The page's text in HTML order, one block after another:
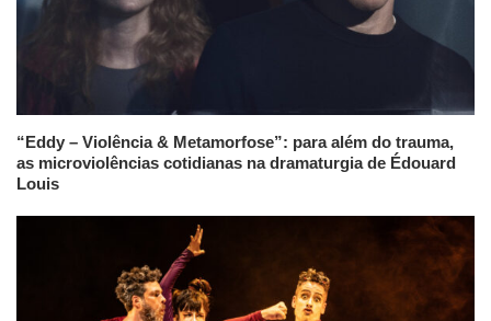
“Eddy – Violência & Metamorfose”: para além do trauma,
as microviolências cotidianas na dramaturgia de Édouard
Louis